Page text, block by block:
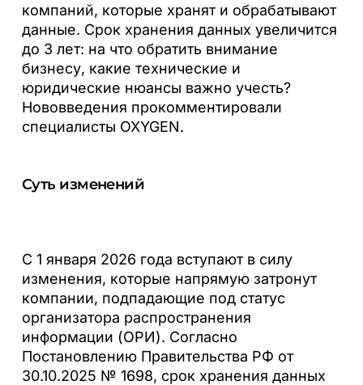
компаний, которые хранят и обрабатывают
данные. Срок хранения данных увеличится
до 3 лет: на что обратить внимание
бизнесу, какие технические и
юридические нюансы важно учесть?
Нововведения прокомментировали
специалисты OXYGEN.
Суть изменений
С 1 января 2026 года вступают в силу
изменения, которые напрямую затронут
компании, подпадающие под статус
организатора распространения
информации (ОРИ). Согласно
Постановлению Правительства РФ от
30.10.2025 № 1698, срок хранения данных